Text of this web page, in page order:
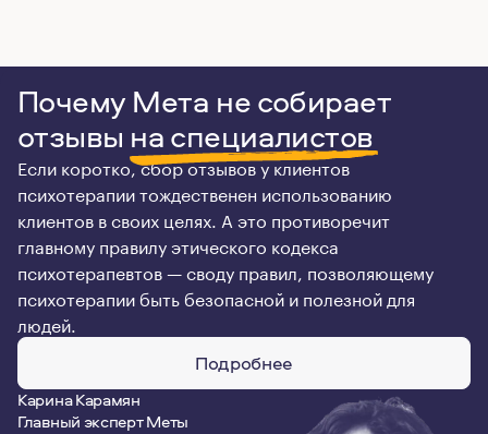
Почему Мета не собирает
отзывы на специалистов
Если коротко, сбор отзывов у клиентов
психотерапии тождественен использованию
клиентов в своих целях. А это противоречит
главному правилу этического кодекса
психотерапевтов — своду правил, позволяющему
психотерапии быть безопасной и полезной для
людей.
Подробнее
Карина Карамян
Главный эксперт Меты